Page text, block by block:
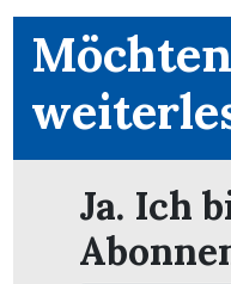
Ja. Ich